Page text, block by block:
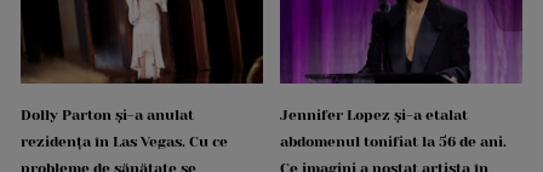
Dolly Parton și-a anulat
rezidența în Las Vegas. Cu ce
probleme de sănătate se
Jennifer Lopez și-a etalat
abdomenul tonifiat la 56 de ani.
Ce imagini a postat artista în